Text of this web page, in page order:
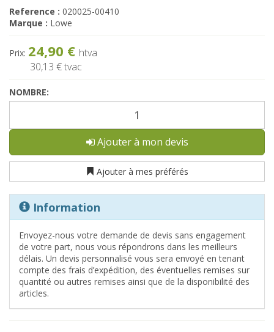
Reference : 020025-00410
Marque : Lowe
Prix: 24,90 € htva
30,13 €tvac
NOMBRE:
Ajouter à mon devis
Ajouter à mes préférés
Information
Envoyez-nous votre demande de devis sans engagement
de votre part, nous vous répondrons dans les meilleurs
délais. Un devis personnalisé vous sera envoyé en tenant
compte des frais d’expédition, des éventuelles remises sur
quantité ou autres remises ainsi que de la disponibilité des
articles.